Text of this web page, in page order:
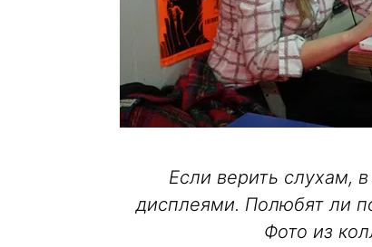
Если верить слухам,
дисплеями. Полюбят ли
Фото из